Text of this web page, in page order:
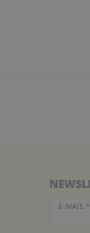
E-MAIL